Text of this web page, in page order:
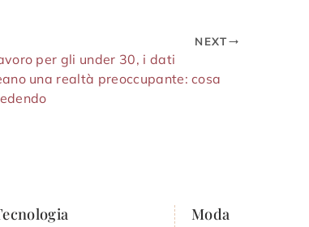
NEXT
per gli under 30, i dati
una realtà preoccupante: cosa
Moda